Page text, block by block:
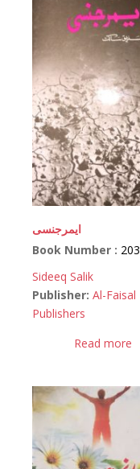
ایمرجنسی
Book Number : 203
Sideeq Salik
Publisher: Al-Faisal
Publishers
Read more